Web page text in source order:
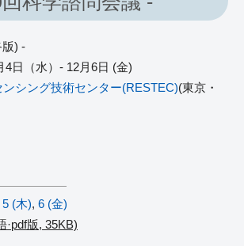
) -
4日（水）- 12月6日 (金)
ンシング技術センター(RESTEC)(東京・
5 (木), 6 (金)
·pdf版, 35KB)